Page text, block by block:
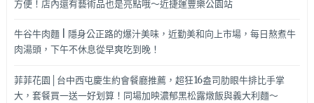
方便！店內還有藝術品也是亮點哦～近捷運豐樂公園站
牛谷牛肉麵 | 隱身公正路的爆汁美味，近勤美和向上市場，每日熬煮牛
肉湯頭，下午不休息從早爽吃到晚！
菲菲花園│台中西屯慶生約會餐廳推薦，超狂16盎司肋眼牛排比手掌
大，套餐買一送一好划算！同場加映濃郁黑松露燉飯與義大利麵～